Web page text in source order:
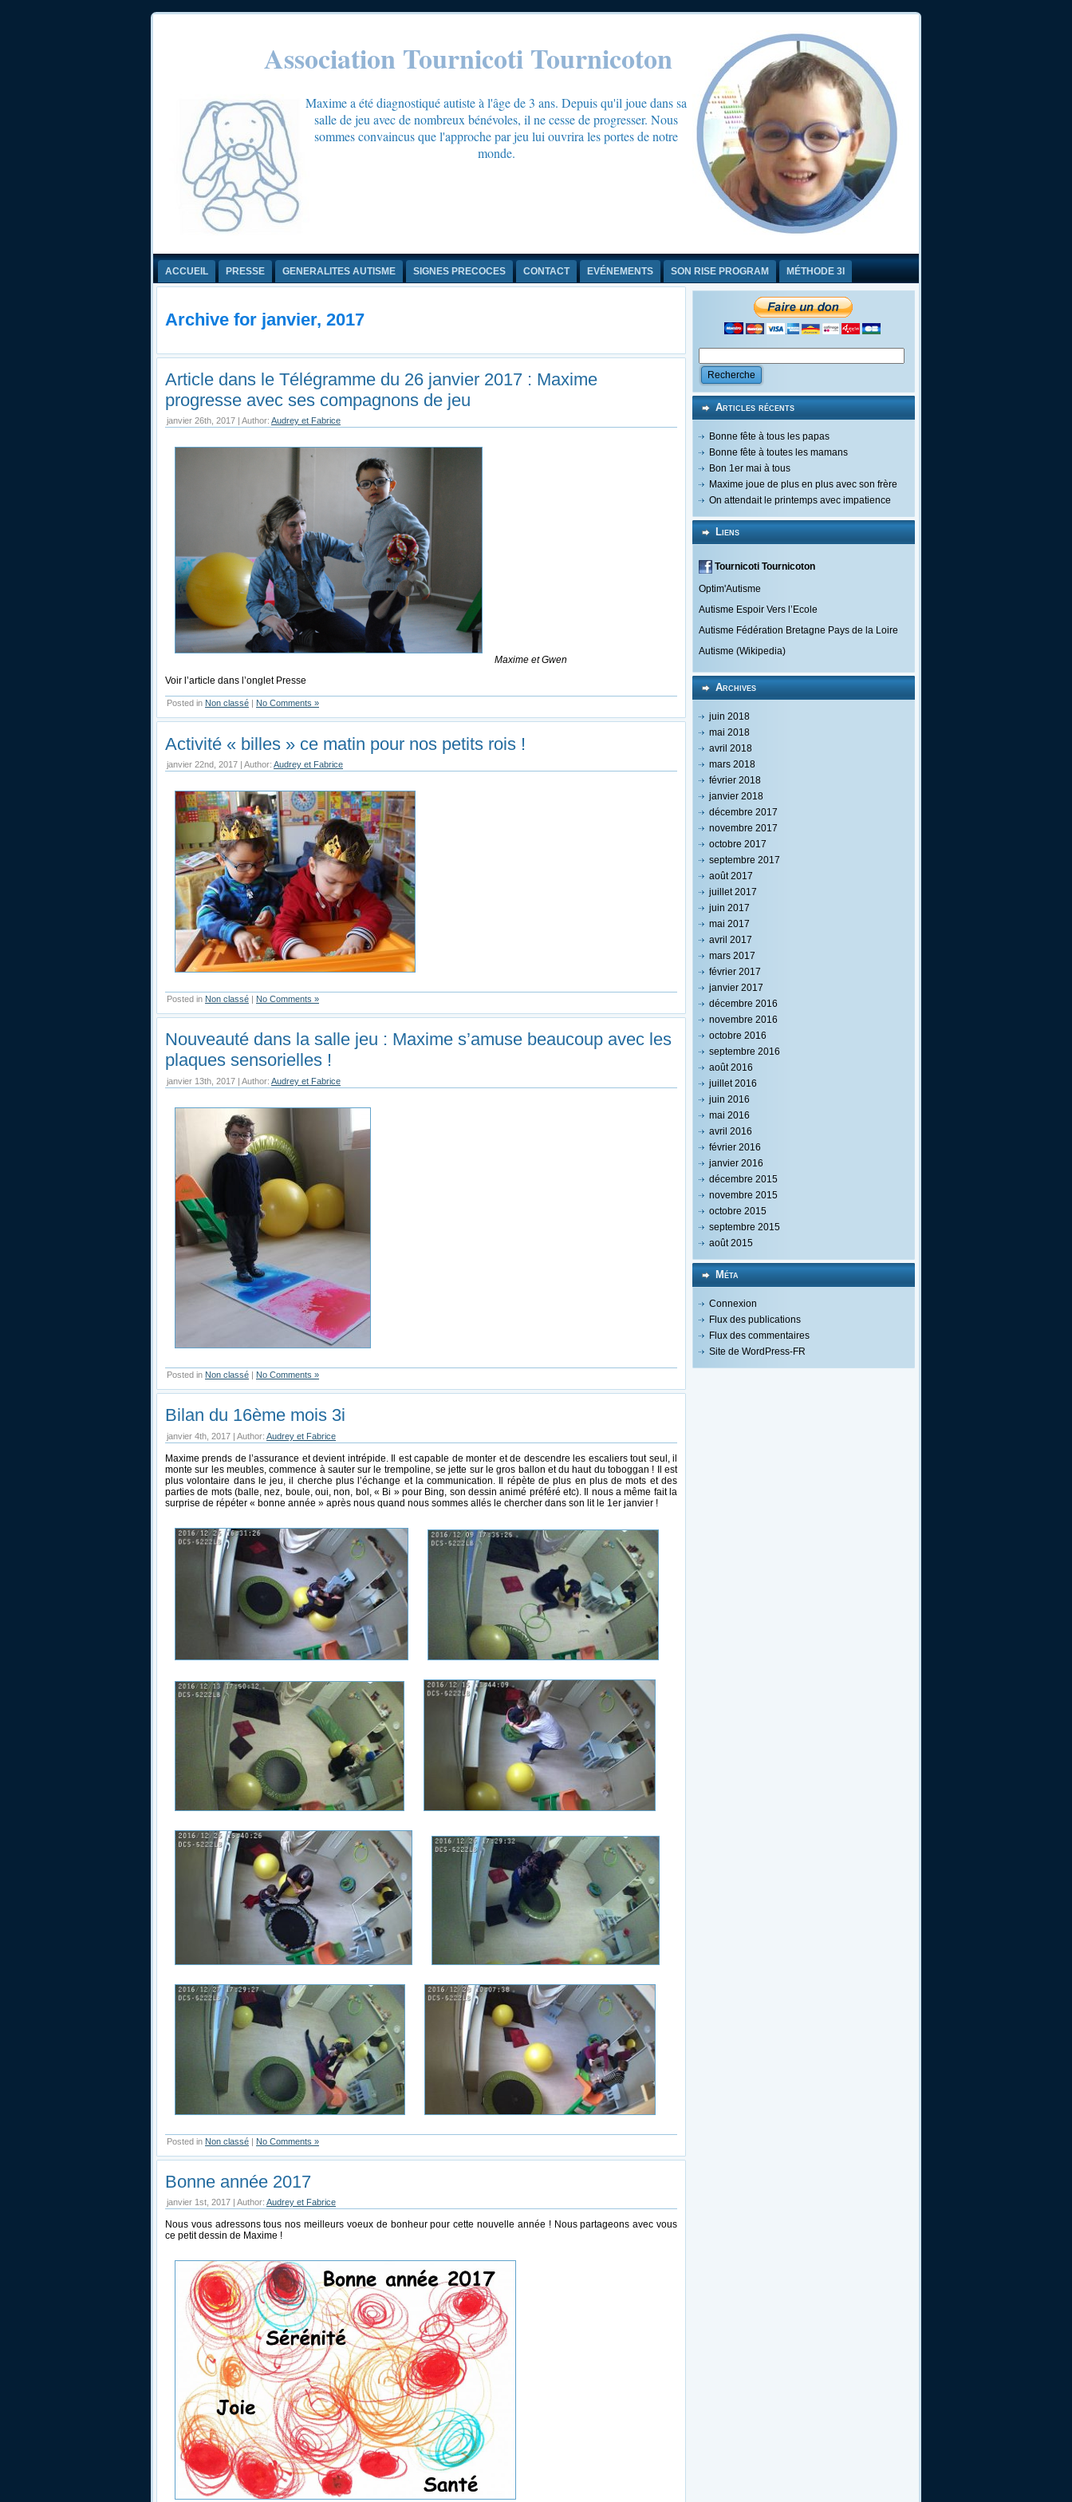
Association Tournicoti Tournicoton
Maxime a été diagnostiqué autiste à l'âge de 3 ans. Depuis qu'il joue dans sa
salle de jeu avec de nombreux bénévoles, il ne cesse de progresser. Nous
sommes convaincus que l'approche par jeu lui ouvrira les portes de notre
monde.
ACCUEIL PRESSE GENERALITES AUTISME SIGNES PRECOCES CONTACT EVÉNEMENTS SON RISE PROGRAM MÉTHODE 3I
Archive for janvier, 2017
Article dans le Télégramme du 26 janvier 2017 : Maxime
progresse avec ses compagnons de jeu
janvier 26th, 2017 | Author: Audrey et Fabrice
Maxime et Gwen
Voir l’article dans l’onglet Presse
Posted in Non classé No Comments »
Activité « billes » ce matin pour nos petits rois !
janvier 22nd, 2017 | Author: Audrey et Fabrice
Posted in Non classé | No Comments »
Nouveauté dans la salle jeu : Maxime s’amuse beaucoup avec les
plaques sensorielles !
janvier 13th, 2017 | Author: Audrey et Fabrice
Posted in Non classé | No Comments »
Bilan du 16ème mois 3i
janvier 4th, 2017 | Author: Audrey et Fabrice
Maxime prends de l’assurance et devient intrépide. Il est capable de monter et de descendre les escaliers tout seul, il
monte sur les meubles, commence à sauter sur le trempoline, se jette sur le gros ballon et du haut du toboggan ! Il est
plus volontaire dans le jeu, il cherche plus l’échange et la communication. Il répète de plus en plus de mots et des
parties de mots (balle, nez, boule, oui, non, bol, « Bi » pour Bing, son dessin animé préféré etc). Il nous a même fait la
surprise de répéter « bonne année » après nous quand nous sommes allés le chercher dans son lit le 1er janvier !
Posted in Non classé | No Comments »
Bonne année 2017
janvier 1st, 2017 | Author: Audrey et Fabrice
Nous vous adressons tous nos meilleurs voeux de bonheur pour cette nouvelle année ! Nous partageons avec vous
ce petit dessin de Maxime !
Articles récents
Bonne fête à tous les papas
Bonne fête à toutes les mamans
Bon 1er mai à tous
Maxime joue de plus en plus avec son frère
On attendait le printemps avec impatience
Liens
Tournicoti Tournicoton
Optim'Autisme
Autisme Espoir Vers l’Ecole
Autisme Fédération Bretagne Pays de la Loire
Autisme (Wikipedia)
Archives
juin 2018
mai 2018
avril 2018
mars 2018
février 2018
janvier 2018
décembre 2017
novembre 2017
octobre 2017
septembre 2017
août 2017
juillet 2017
juin 2017
mai 2017
avril 2017
mars 2017
février 2017
janvier 2017
décembre 2016
novembre 2016
octobre 2016
septembre 2016
août 2016
juillet 2016
juin 2016
mai 2016
avril 2016
février 2016
janvier 2016
décembre 2015
novembre 2015
octobre 2015
septembre 2015
août 2015
Méta
Connexion
Flux des publications
Flux des commentaires
Site de WordPress-FR